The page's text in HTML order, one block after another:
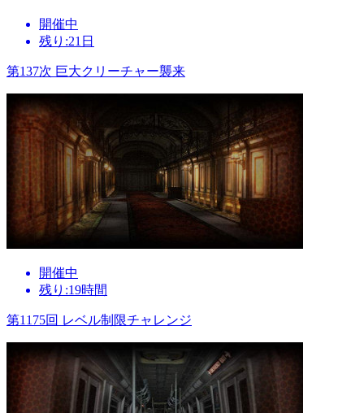
開催中
残り:21日
第137次 巨大クリーチャー襲来
開催中
残り:19時間
第1175回 レベル制限チャレンジ